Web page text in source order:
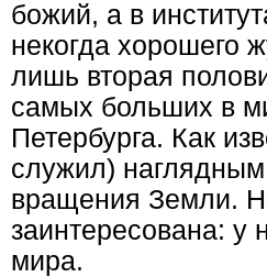
божий, а в
некогда хорошего
лишь вторая
самых больших в
Петербурга. Как
служил) наглядным
вращения Земли.
заинтересована: у
мира.